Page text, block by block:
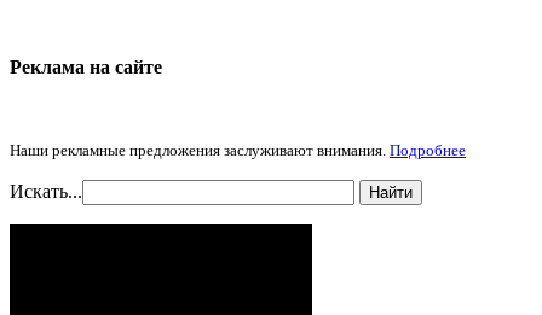
Реклама на cайте
Наши рекламные предложения заслуживают внимания. Подробнее
Искать... Найти